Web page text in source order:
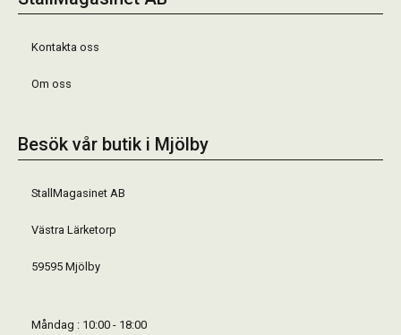
Kontakta oss
Om oss
Besök vår butik i Mjölby
StallMagasinet AB
Västra Lärketorp
59595 Mjölby
Måndag : 10:00 - 18:00